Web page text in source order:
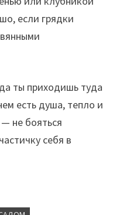
если грядки
ты приходишь туда
есть душа, тепло и
не бояться
себя в